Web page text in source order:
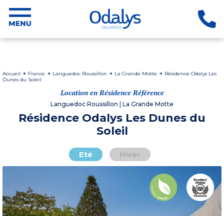
Accueil France Languedoc Roussillon La Grande Motte
Résidence Odalys Les
Dunes du Soleil
Location en Résidence Référence
Languedoc Roussillon | La Grande Motte
Résidence Odalys Les Dunes du
Soleil
Eté Hiver